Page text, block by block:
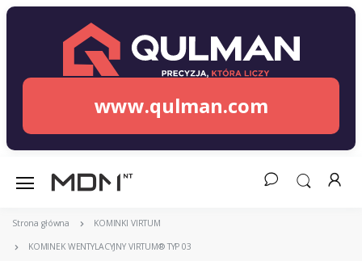
www.qulman.com
Strona główna KOMINKI VIRTUM
KOMINEK WENTYLACYJNY VIRTUM® TYP 03